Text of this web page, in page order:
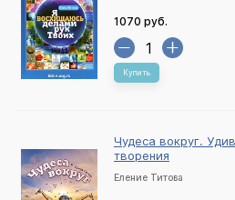
1070 руб.
Купить
Чудеса вокруг.
творения
Еление Титова